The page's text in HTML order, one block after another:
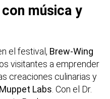
con música y
el festival, Brew-Wing
visitantes a emprender
creaciones culinarias y
Muppet Labs. Con el Dr.